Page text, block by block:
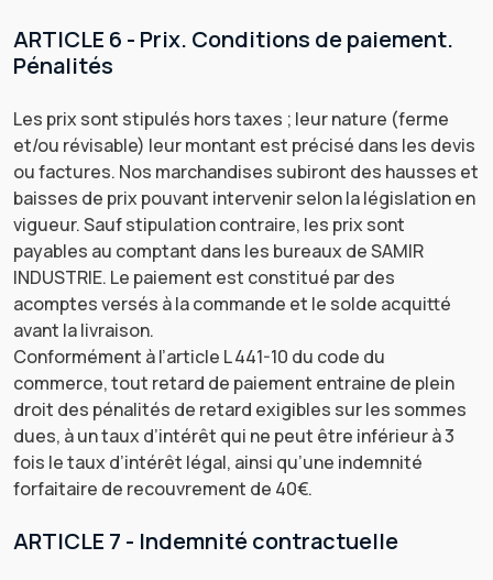
ARTICLE 6 - Prix. Conditions de paiement.
Pénalités
Les prix sont stipulés hors taxes ; leur nature (ferme
et/ou révisable) leur montant est précisé dans les devis
ou factures. Nos marchandises subiront des hausses et
baisses de prix pouvant intervenir selon la législation en
vigueur. Sauf stipulation contraire, les prix sont
payables au comptant dans les bureaux de SAMIR
INDUSTRIE. Le paiement est constitué par des
acomptes versés à la commande et le solde acquitté
avant la livraison.
Conformément à l’article L 441-10 du code du
commerce, tout retard de paiement entraine de plein
droit des pénalités de retard exigibles sur les sommes
dues, à un taux d’intérêt qui ne peut être inférieur à 3
fois le taux d’intérêt légal, ainsi qu’une indemnité
forfaitaire de recouvrement de 40€.
ARTICLE 7 - Indemnité contractuelle